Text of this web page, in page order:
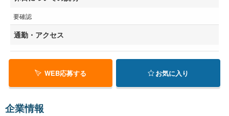
要確認
通勤・アクセス
WEB応募する お気に入り
企業情報